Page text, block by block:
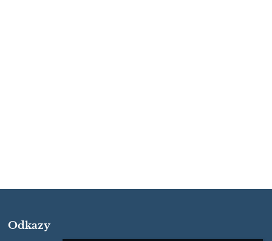
Odkazy